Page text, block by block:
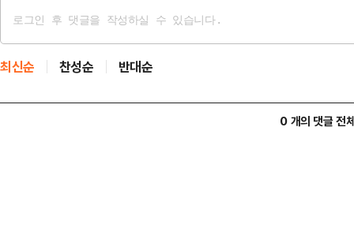
최신순 찬성순 반대순
0 개의 댓글 전